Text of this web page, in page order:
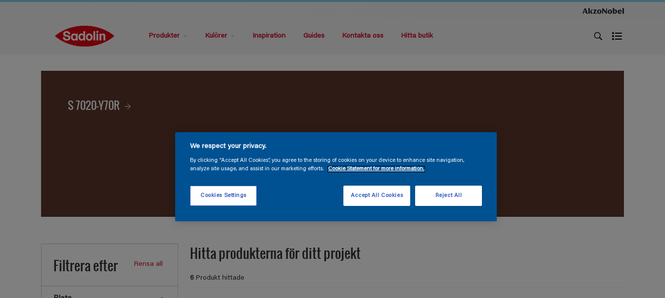
Produkter Kulörer Inspiration Guides Kontakta oss Hitta butik
S 7020-Y70R
Filtrera efter Rensa all
Hitta produkterna för ditt projekt
6 Produkt hittade
We respect your privacy.
By clicking “Accept All Cookies”, you agree to the storing of cookies on your device to enhance site navigation,
analyze site usage, and assist in our marketing efforts.
Cookie Statement for more information.
Reject All
Accept All Cookies
Cookies Settings